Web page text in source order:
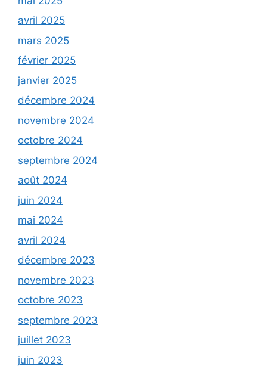
avril 2025
mars 2025
février 2025
janvier 2025
décembre 2024
novembre 2024
octobre 2024
septembre 2024
août 2024
juin 2024
mai 2024
avril 2024
décembre 2023
novembre 2023
octobre 2023
septembre 2023
juillet 2023
juin 2023